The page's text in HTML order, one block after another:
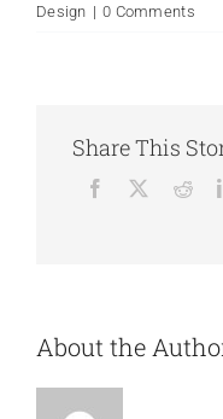
Design | 0 Comments
Share This
Facebook
Twitter
About the